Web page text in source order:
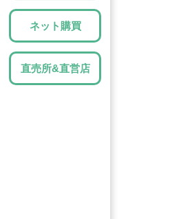
ネット購買
直売所&直営店